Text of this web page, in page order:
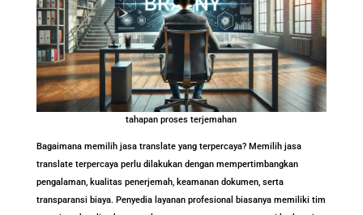
tahapan proses terjemahan
Bagaimana memilih jasa translate yang terpercaya? Memilih jasa
translate terpercaya perlu dilakukan dengan mempertimbangkan
pengalaman, kualitas penerjemah, keamanan dokumen, serta
transparansi biaya. Penyedia layanan profesional biasanya memiliki tim